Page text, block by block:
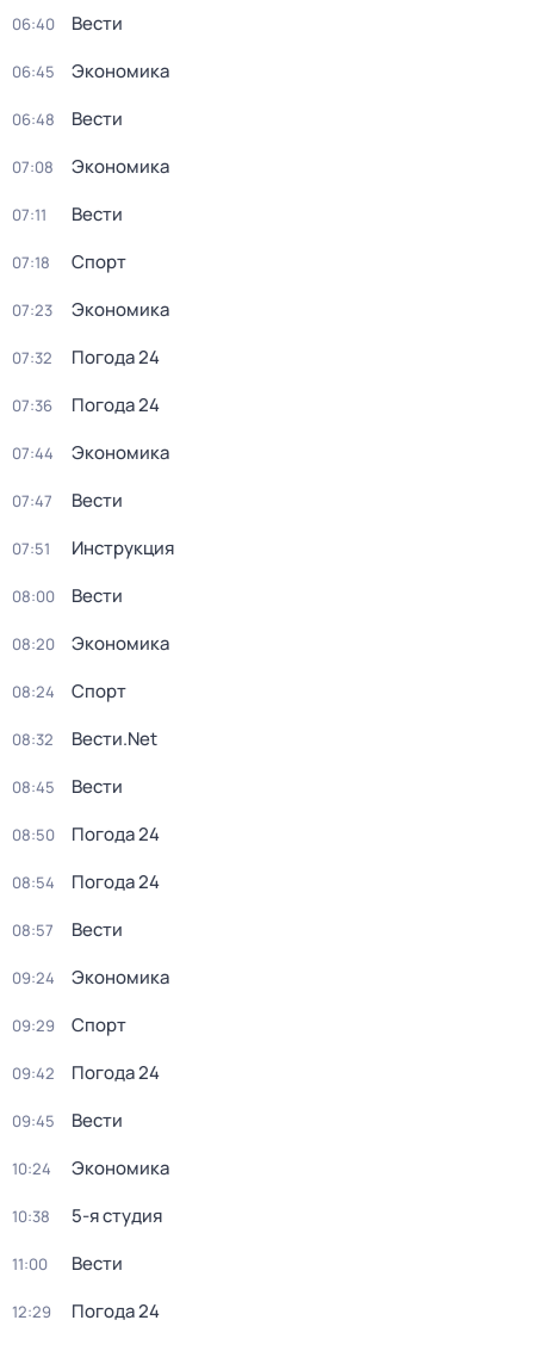
06:40 Вести
06:45 Экономика
06:48 Вести
07:08 Экономика
07:11 Вести
07:18 Спорт
07:23 Экономика
07:32 Погода 24
07:36 Погода 24
07:44 Экономика
07:47 Вести
07:51 Инструкция
08:00 Вести
08:20 Экономика
08:24 Спорт
08:32 Вести.Net
08:45 Вести
08:50 Погода 24
08:54 Погода 24
08:57 Вести
09:24 Экономика
09:29 Спорт
09:42 Погода 24
09:45 Вести
10:24 Экономика
10:38 5-я студия
11:00 Вести
12:29 Погода 24